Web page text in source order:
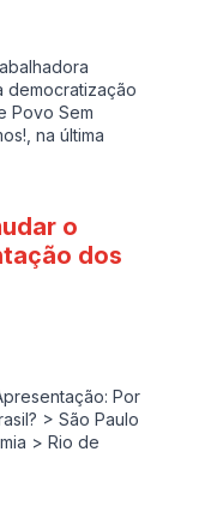
democratização
Povo Sem
na última
o
dos
Por
> São Paulo
> Rio de